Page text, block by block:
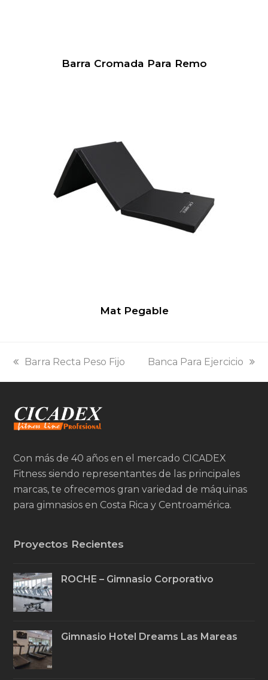
Barra Cromada Para Remo
Mat Pegable
previous
Barra Recta Peso Fijo
next
Banca Para Ejercicio
Con más de 40 años en el mercado CICADEX
Fitness siendo representantes de las principales
marcas, te ofrecemos gran variedad de máquinas
para gimnasios en Costa Rica y Centroamérica.
Proyectos Recientes
ROCHE – Gimnasio Corporativo
Gimnasio Hotel Dreams Las Mareas